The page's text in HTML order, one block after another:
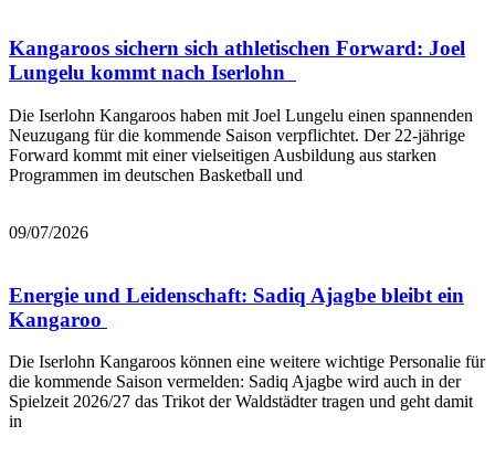
Kangaroos sichern sich athletischen Forward: Joel
Lungelu kommt nach Iserlohn
Die Iserlohn Kangaroos haben mit Joel Lungelu einen spannenden
Neuzugang für die kommende Saison verpflichtet. Der 22-jährige
Forward kommt mit einer vielseitigen Ausbildung aus starken
Programmen im deutschen Basketball und
09/07/2026
Energie und Leidenschaft: Sadiq Ajagbe bleibt ein
Kangaroo
Die Iserlohn Kangaroos können eine weitere wichtige Personalie für
die kommende Saison vermelden: Sadiq Ajagbe wird auch in der
Spielzeit 2026/27 das Trikot der Waldstädter tragen und geht damit
in